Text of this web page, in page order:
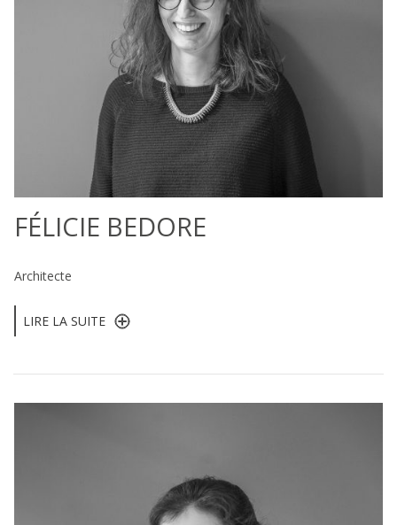
FÉLICIE BEDORE
Architecte
LIRE LA SUITE